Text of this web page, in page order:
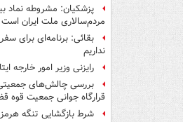
پزشکیان: مشروطه نماد
مردم‌سالاری ملت ایران است
بقائی: برنامه‌ای برای
نداریم
رایزنی وزیر امور خارجه
بررسی چالش‌های
قرارگاه جوانی جمعیت قوه
شرط بازگشایی تنگه